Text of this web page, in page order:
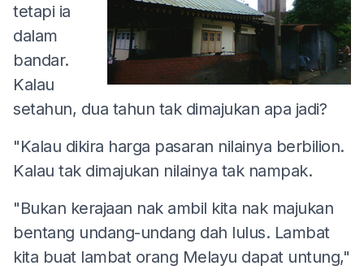
tetapi ia
dalam
bandar.
Kalau
setahun, dua tahun tak dimajukan apa jadi?
"Kalau dikira harga pasaran nilainya berbilion.
Kalau tak dimajukan nilainya tak nampak.
"Bukan kerajaan nak ambil kita nak majukan
bentang undang-undang dah lulus. Lambat
kita buat lambat orang Melayu dapat untung,"